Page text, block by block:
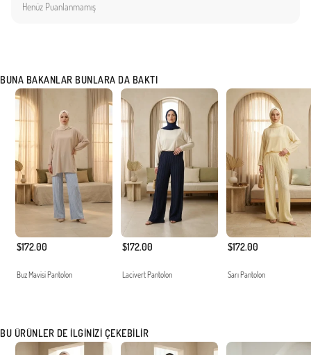
Henüz Puanlanmamış
BUNA BAKANLAR BUNLARA DA BAKTI
$172.00
Buz Mavisi Pantolon
$172.00
Lacivert Pantolon
$172.00
Sarı Pantolon
BU ÜRÜNLER DE İLGINIZI ÇEKEBILIR